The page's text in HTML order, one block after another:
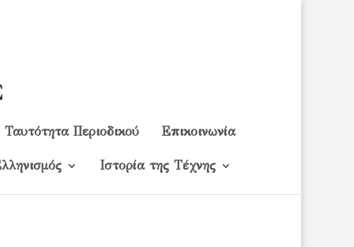
Ταυτότητα Περιοδικού Επικοινωνία
Ιστορία της Τέχνης